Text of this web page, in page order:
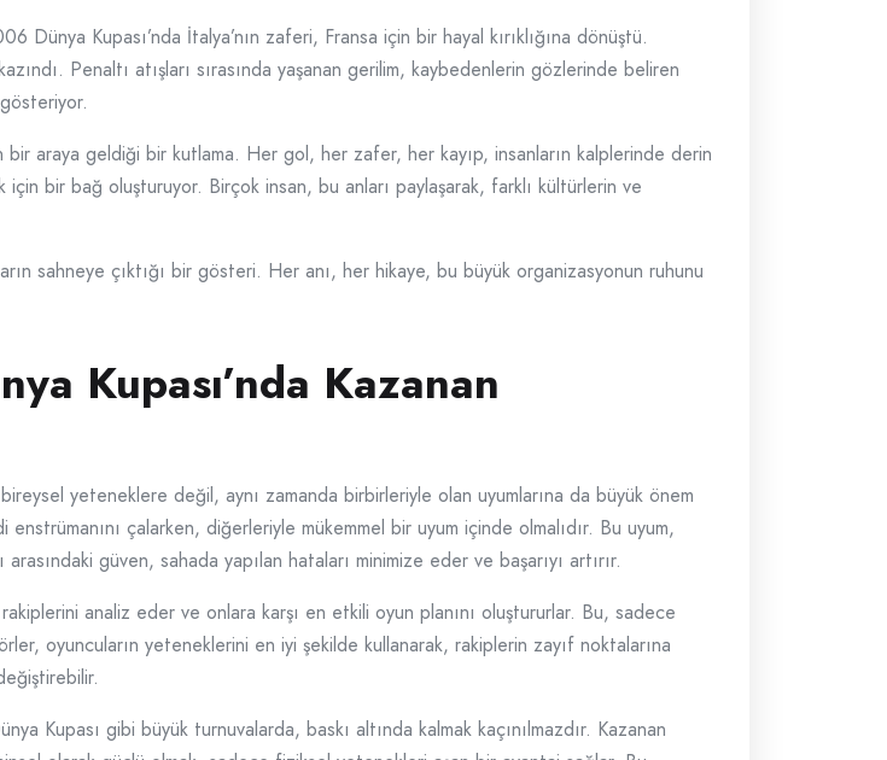
Dünya Kupası’nda İtalya’nın zaferi, Fransa için bir hayal kırıklığına dönüştü.
Penaltı atışları sırasında yaşanan gerilim, kaybedenlerin gözlerinde beliren
araya geldiği bir kutlama. Her gol, her zafer, her kayıp, insanların kalplerinde derin
bir bağ oluşturuyor. Birçok insan, bu anları paylaşarak, farklı kültürlerin ve
sahneye çıktığı bir gösteri. Her anı, her hikaye, bu büyük organizasyonun ruhunu
Kupası’nda Kazanan
yeteneklere değil, aynı zamanda birbirleriyle olan uyumlarına da büyük önem
çalarken, diğerleriyle mükemmel bir uyum içinde olmalıdır. Bu uyum,
güven, sahada yapılan hataları minimize eder ve başarıyı artırır.
analiz eder ve onlara karşı en etkili oyun planını oluştururlar. Bu, sadece
oyuncuların yeteneklerini en iyi şekilde kullanarak, rakiplerin zayıf noktalarına
Kupası gibi büyük turnuvalarda, baskı altında kalmak kaçınılmazdır. Kazanan